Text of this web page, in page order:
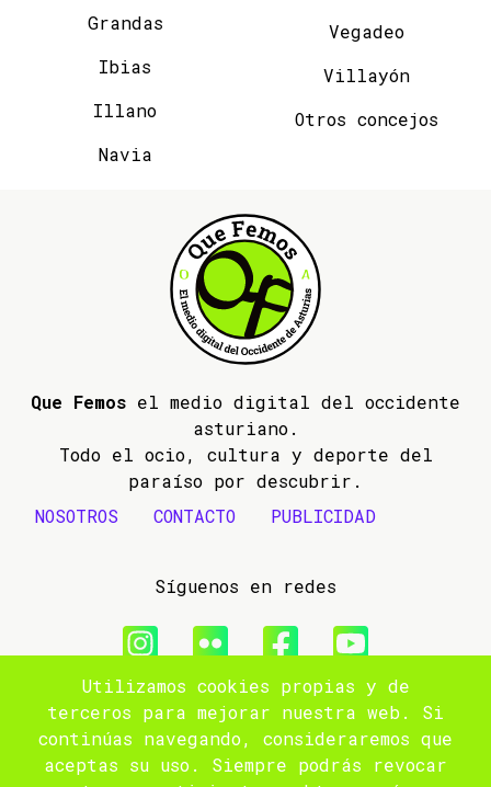
Grandas
Ibias
Illano
Navia
Vegadeo
Villayón
Otros concejos
Que Femos el medio digital del occidente
asturiano.
Todo el ocio, cultura y deporte del
paraíso por descubrir.
NOSOTROS
CONTACTO PUBLICIDAD
Síguenos en redes
© 2009- 2026 Que Femos
Aviso legal
Utilizamos cookies propias y de
terceros para mejorar nuestra web. Si
continúas navegando, consideraremos que
aceptas su uso. Siempre podrás revocar